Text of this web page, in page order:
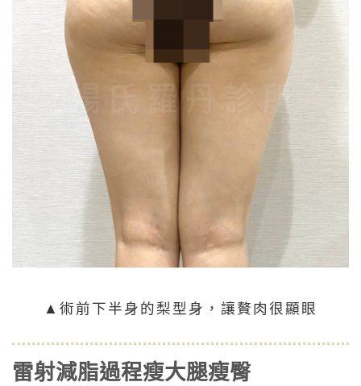
▲術前下半身的梨型身，讓贅肉很顯眼
雷射減脂過程瘦大腿瘦臀